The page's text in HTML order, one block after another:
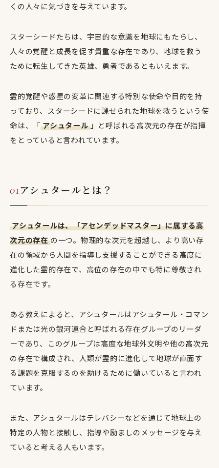
くの人々に気づきを与えています。
スターシードたちは、宇宙的な意識を地球にもたらし、
人々の覚醒と成長を促す貴重な存在であり、地球を救う
ために転生してきた英雄、勇者であるともいえます。
霊的覚醒や惑星の変革に関連する特別な使命や目的を持
っており、スターシードに課せられた地球を救うという使
命は、「アシュタール」と呼ばれる高次元の存在が指揮
をとっていると言われています。
アシュタールとは？
アシュタールは、「アセンデッドマスター」に属する高
次元の存在の一つ。物理的な次元を超越し、より高い存
在の領域から人間を指導し支援することができる高度に
進化した霊的存在で、高位の存在の中でも特に尊敬され
る存在です。
ある教えによると、アシュタールはアシュタール・コマン
ドまたは光の銀河連合と呼ばれる存在グループのリーダ
ーであり、このグループは高度な地球外文明や他の高次元
の存在で構成され、人類が霊的に進化して地球が直面す
る課題を克服するのを助けるために働いていると言われ
ています。
また、アシュタールはテレパシーなどを通じて地球上の
特定の人物と接触し、指導や励ましのメッセージを与え
ていると考える人もいます。